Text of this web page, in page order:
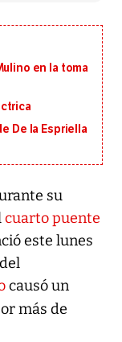
en la toma
De la Espriella
su
cuarto puente
este lunes
causó un
más de